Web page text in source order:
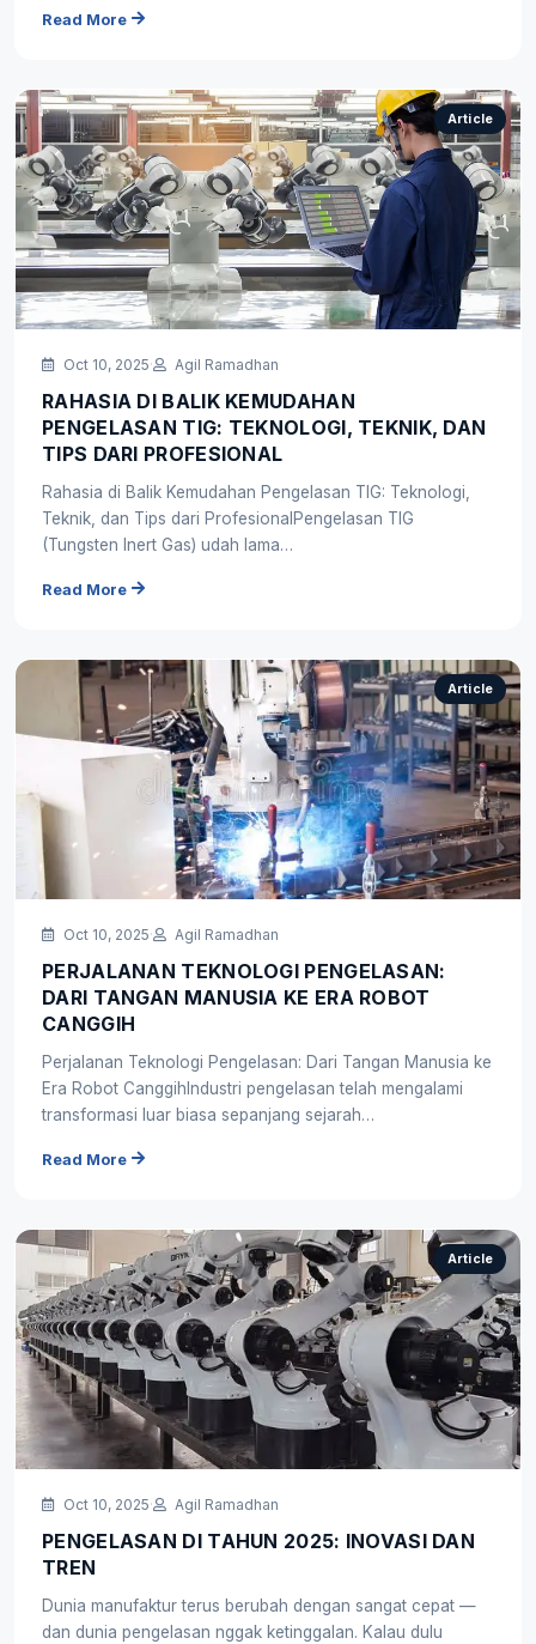
Read More
Article
Oct 10, 2025· Agil Ramadhan
RAHASIA DI BALIK KEMUDAHAN
PENGELASAN TIG: TEKNOLOGI, TEKNIK, DAN
TIPS DARI PROFESIONAL
Rahasia di Balik Kemudahan Pengelasan TIG: Teknologi,
Teknik, dan Tips dari ProfesionalPengelasan TIG
(Tungsten Inert Gas) udah lama…
Read More
Article
Oct 10, 2025· Agil Ramadhan
PERJALANAN TEKNOLOGI PENGELASAN:
DARI TANGAN MANUSIA KE ERA ROBOT
CANGGIH
Perjalanan Teknologi Pengelasan: Dari Tangan Manusia ke
Era Robot CanggihIndustri pengelasan telah mengalami
transformasi luar biasa sepanjang sejarah…
Read More
Article
Oct 10, 2025· Agil Ramadhan
PENGELASAN DI TAHUN 2025: INOVASI DAN
TREN
Dunia manufaktur terus berubah dengan sangat cepat —
dan dunia pengelasan nggak ketinggalan. Kalau dulu